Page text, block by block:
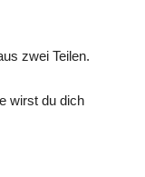
zwei Teilen.
wirst du dich